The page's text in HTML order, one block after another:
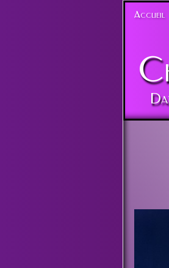
Accueil